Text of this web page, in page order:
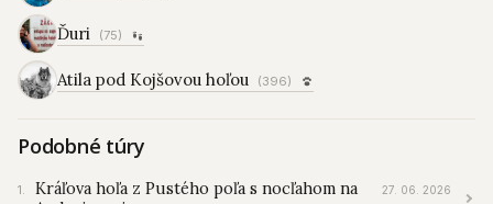
Ďuri (75)
Atila pod Kojšovou hoľou (396)
Podobné túry
Kráľova hoľa z Pustého poľa s nocľahom na
27. 06. 2026